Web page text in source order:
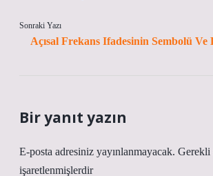
Sonraki Yazı
Açısal Frekans Ifadesinin Sembolü
Bir yanıt yazın
E-posta adresiniz yayınlanmayacak. Gerekli
işaretlenmişlerdir